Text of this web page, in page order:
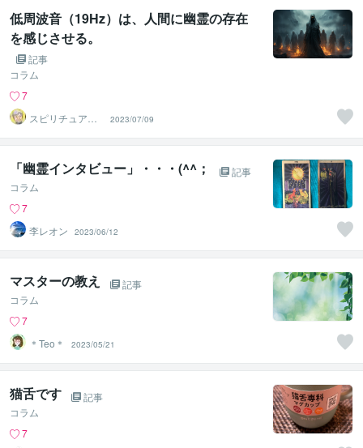
低周波音（19Hz）は、人間に幽霊の存在
を感じさせる。
記事
コラム
7
スピリチュアル
カウンセラー
神山 純
2023/07/09
「幽霊インタビュー」・・・(^^；
記事
コラム
7
李レオン
2023/06/12
マスターの教え
記事
コラム
7
＊Teo＊
2023/05/21
猫舌です
記事
コラム
7